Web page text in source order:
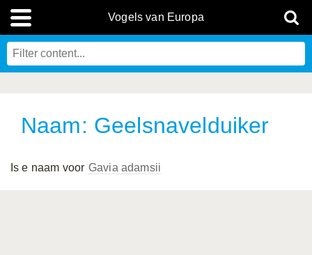
Vogels van Europa
Naam: Geelsnavelduiker
Is e naam voor Gavia adamsii